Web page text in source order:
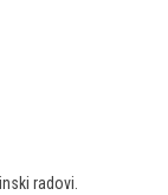
radovi.